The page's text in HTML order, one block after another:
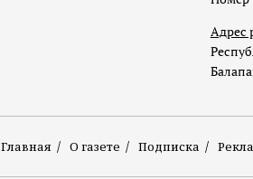
Адрес
Главная О газете Подписка